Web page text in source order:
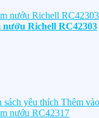
nướu Richell RC42303
sách yêu thích Thêm